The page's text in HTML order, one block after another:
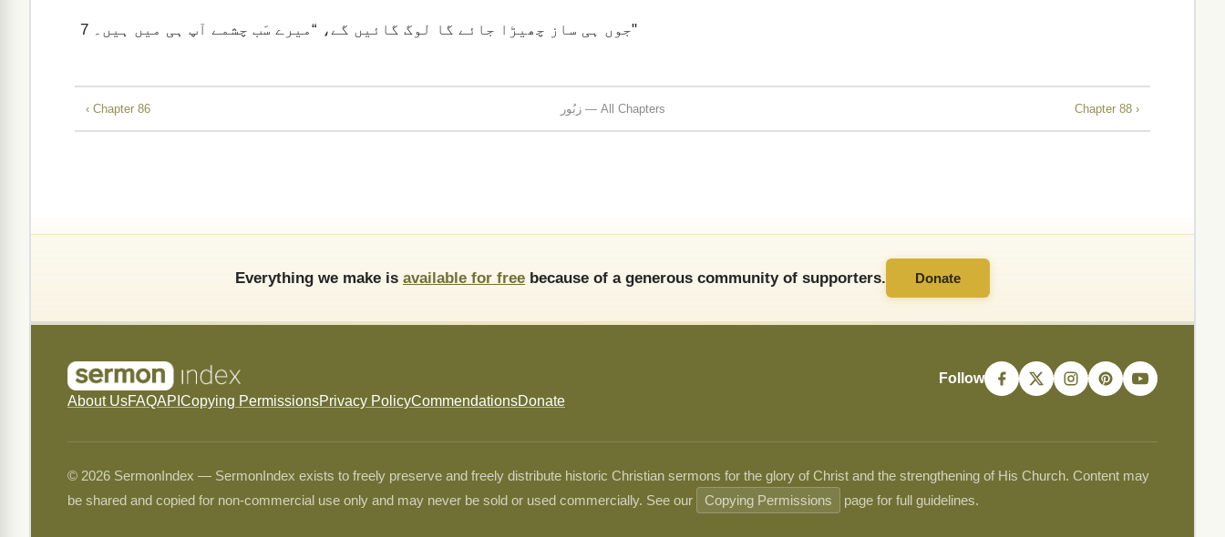
7 جوں ہی ساز چھیڑا جائے گا لوگ گائیں گے، “میرے سَب چشمے آپ ہی میں ہیں۔"
‹ Chapter 86 زبُور — All Chapters Chapter 88 ›
Everything we make is available for free because of a generous community of supporters. Donate
About UsFAQAPI Copying PermissionsPrivacy PolicyCommendationsDonate
Follow
© 2026 SermonIndex — SermonIndex exists to freely preserve and freely distribute historic Christian sermons for the glory of Christ and the strengthening of His Church. Content may
be shared and copied for non-commercial use only and may never be sold or used commercially. See our
Copying Permissions page for full guidelines.